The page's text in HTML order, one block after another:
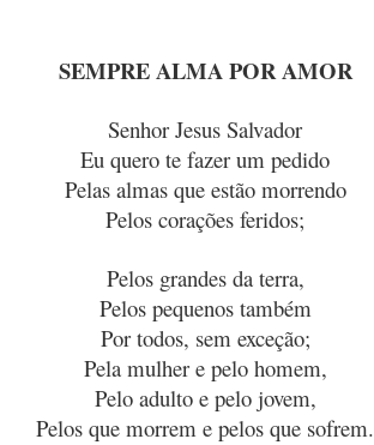
SEMPRE ALMA POR AMOR
Senhor Jesus Salvador
Eu quero te fazer um pedido
Pelas almas que estão morrendo
Pelos corações feridos;
Pelos grandes da terra,
Pelos pequenos também
Por todos, sem exceção;
Pela mulher e pelo homem,
Pelo adulto e pelo jovem,
Pelos que morrem e pelos que sofrem.